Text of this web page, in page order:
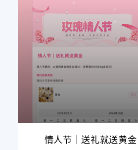
情人节｜送礼就送黄金